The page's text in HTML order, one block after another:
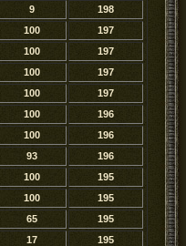
9
198
100
197
100
197
100
197
100
197
100
196
100
196
93
196
100
195
100
195
65
195
17
195